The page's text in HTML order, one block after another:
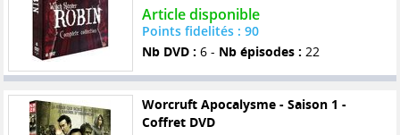
Article disponible
Points fidelités : 90
Nb DVD : 6 - Nb épisodes : 22
Worcruft Apocalysme - Saison 1 -
Coffret DVD